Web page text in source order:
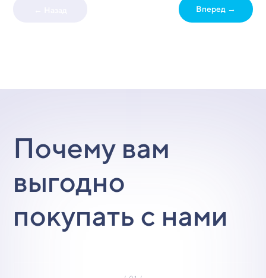
Вперед →
Почему вам
выгодно
покупать с нами